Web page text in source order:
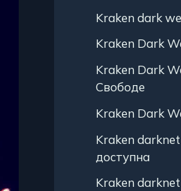
Kraken dark
Kraken Dark
Kraken Dark
Свободе
Kraken Dark
Kraken
доступна
Kraken